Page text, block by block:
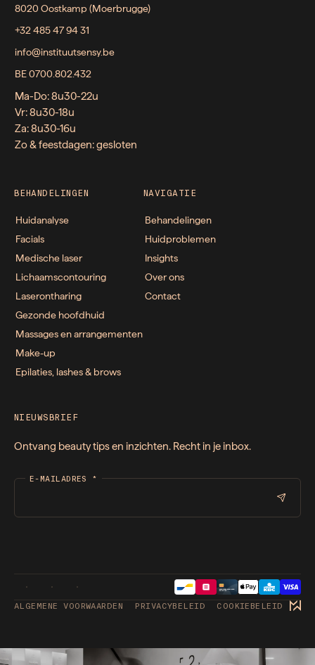
8020 Oostkamp (Moerbrugge)
+32 485 47 94 31
info@instituutsensy.be
BE 0700.802.432
Ma-Do: 8u30-22u
Vr: 8u30-18u
Za: 8u30-16u
Zo & feestdagen: gesloten
BEHANDELINGEN
Huidanalyse
Facials
Medische laser
Lichaamscontouring
Laserontharing
Gezonde hoofdhuid
Massages en arrangementen
Make-up
Epilaties, lashes & brows
NAVIGATIE
Behandelingen
Huidproblemen
Insights
Over ons
Contact
NIEUWSBRIEF
Ontvang beauty tips en inzichten. Recht in je inbox.
E-MAILADRES *
ALGEMENE VOORWAARDEN PRIVACYBELEID COOKIEBELEID